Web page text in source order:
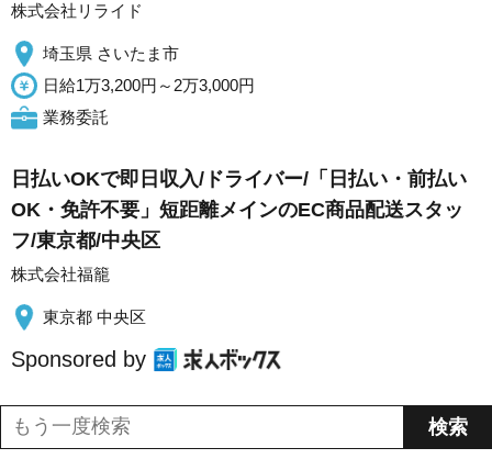
株式会社リライド
埼玉県 さいたま市
日給1万3,200円～2万3,000円
業務委託
日払いOKで即日収入/ドライバー/「日払い・前払い
OK・免許不要」短距離メインのEC商品配送スタッ
フ/東京都/中央区
株式会社福籠
東京都 中央区
Sponsored by